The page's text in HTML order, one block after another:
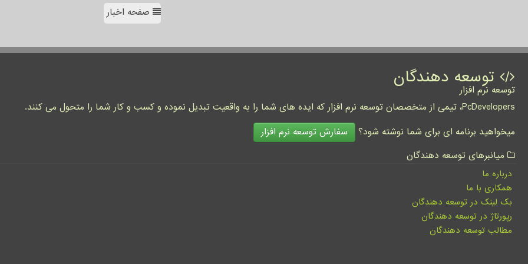
صفحه اخبار
توسعه دهندگان
توسعه نرم افزار
PcDevelopers، تیمی از متخصصان توسعه نرم افزار که ایده های شما را به واقعیت تبدیل نموده و کسب و کار شما را متحول می کنند.
میخواهید برنامه ای برای شما نوشته شود؟
سفارش توسعه نرم افزار
میانبرهای توسعه دهندگان
درباره ما
همکاری با ما
بک لینک در توسعه دهندگان
رپورتاژ در توسعه دهندگان
مطالب توسعه دهندگان